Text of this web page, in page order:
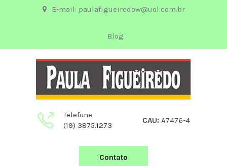
E-mail: paulafigueiredow@uol.com.br
Blog
Telefone
(19) 3875.1273
CAU: A7476-4
Contato